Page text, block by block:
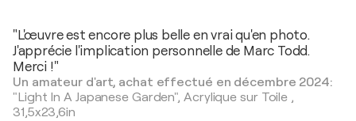
"L'œuvre est encore plus belle en vrai qu'en photo.
J'apprécie l'implication personnelle de Marc Todd.
Merci !"
Un amateur d'art, achat effectué en décembre 2024:
"Light In A Japanese Garden", Acrylique sur Toile ,
31,5x23,6in